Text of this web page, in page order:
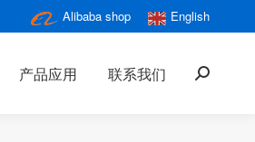
Alibaba shop English
产品应用 联系我们
搜